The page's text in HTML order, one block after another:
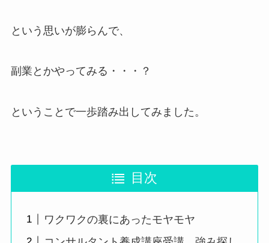
という思いが膨らんで、
副業とかやってみる・・・？
ということで一歩踏み出してみました。
目次
ワクワクの裏にあったモヤモヤ